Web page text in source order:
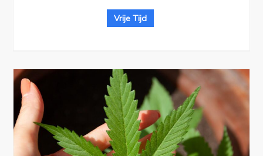
Vrije Tijd